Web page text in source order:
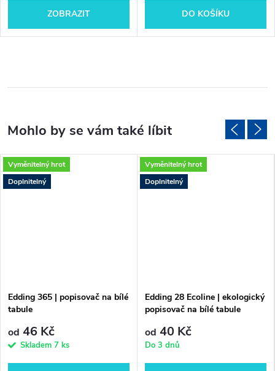
ZOBRAZIT DO KOŠÍKU
Vyměnitelný hrot
Doplnitelný
Edding 365 | popisovač na bílé
tabule
od 46 Kč
Skladem 7 ks
Vyměnitelný hrot
Doplnitelný
Edding 28 Ecoline | ekologický
popisovač na bílé tabule
od 40 Kč
Do 3 dnů